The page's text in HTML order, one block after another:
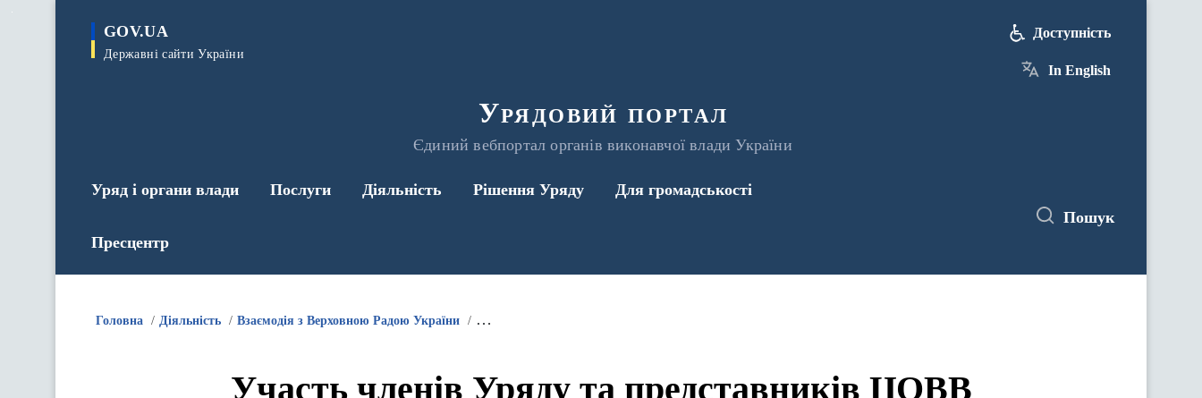
GOV.UA
Державні сайти України
Урядовий портал
Єдиний вебпортал органів виконавчої влади України
Доступність
In English
Уряд і органи влади Послуги Діяльність Рішення Уряду Для громадськості
Пресцентр
Пошук
Головна Діяльність Взаємодія з Верховною Радою України Інформація про участь членів Уряду та представників ЦОВВ у засіданнях комітетів Верховної Ради України
Участь членів Уряду та представників ЦОВВ